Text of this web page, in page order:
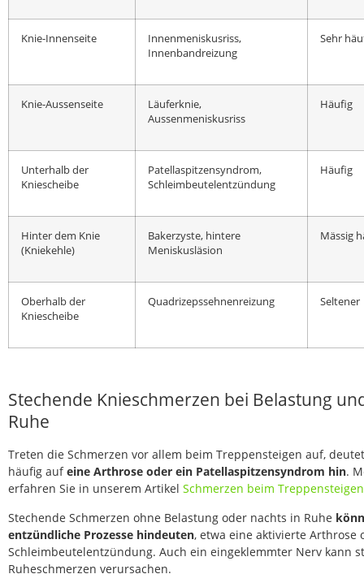
Knie-Innenseite
Innenmeniskusriss,
Innenbandreizung
Sehr
Knie-Aussenseite
Läuferknie,
Aussenmeniskusriss
Häufig
Unterhalb der
Kniescheibe
Patellaspitzensyndrom,
Schleimbeutelentzündung
Häufig
Hinter dem Knie
(Kniekehle)
Bakerzyste, hintere
Meniskusläsion
Mässig
Oberhalb der
Kniescheibe
Quadrizepssehnenreizung Seltener
Stechende Knieschmerzen bei Belastung
Ruhe
Treten die Schmerzen vor allem beim Treppensteigen auf,
häufig aufeine Arthrose oder ein Patellaspitzensyndrom hin.
erfahren Sie in unserem Artikel Schmerzen beim Treppensteigen
Stechende Schmerzen ohne Belastung oder nachts in Ruhe
entzündliche Prozesse hindeuten, etwa eine aktivierte Arthrose
Schleimbeutelentzündung. Auch ein eingeklemmter Nerv kann
Ruheschmerzen verursachen.